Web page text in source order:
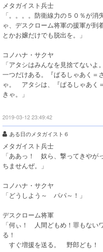
メタガイスト兵士
「。。。。防衛線力の５０％が
ゃ、デスクローム将軍の援軍が
とかお嬢だけでも脱出を。」
コノハナ・サクヤ
「アタシはみんなを見捨てない
一つだけある。『ぱるしゃあく＝
ゃ。 アタシは、『ぱるしゃあく
きゃ。」
2019-03-12 23:49:42
ある日のメタガイスト６
メタガイスト兵士
「ああっ！ 奴ら、撃ってきや
ちませんぜ。」
コノハナ・サクヤ
「どうしよう～ パパ～！」
デスクローム将軍
「何ぃ！ 人間どもめ！罪もない
る！
すぐ増援を送る。 野郎ども！